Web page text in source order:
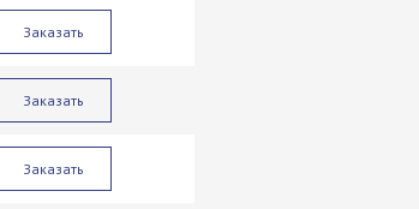
Заказать
Заказать
Заказать